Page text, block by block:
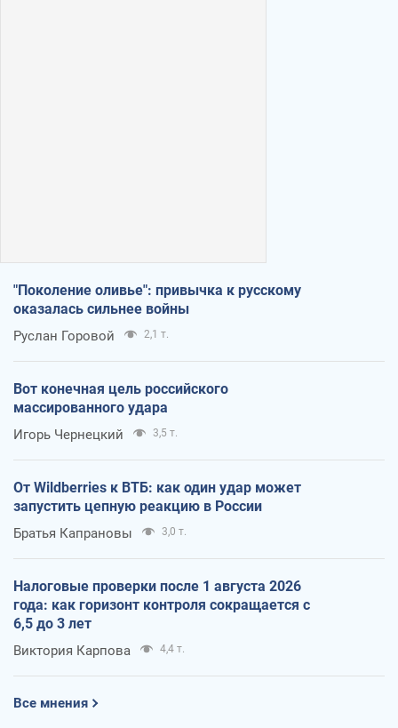
"Поколение оливье": привычка к русскому
оказалась сильнее войны
Руслан Горовой 2,1 т.
Вот конечная цель российского
массированного удара
Игорь Чернецкий 3,5 т.
От Wildberries к ВТБ: как один удар может
запустить цепную реакцию в России
Братья Капрановы 3,0 т.
Налоговые проверки после 1 августа 2026
года: как горизонт контроля сокращается с
6,5 до 3 лет
Виктория Карпова 4,4 т.
Все мнения